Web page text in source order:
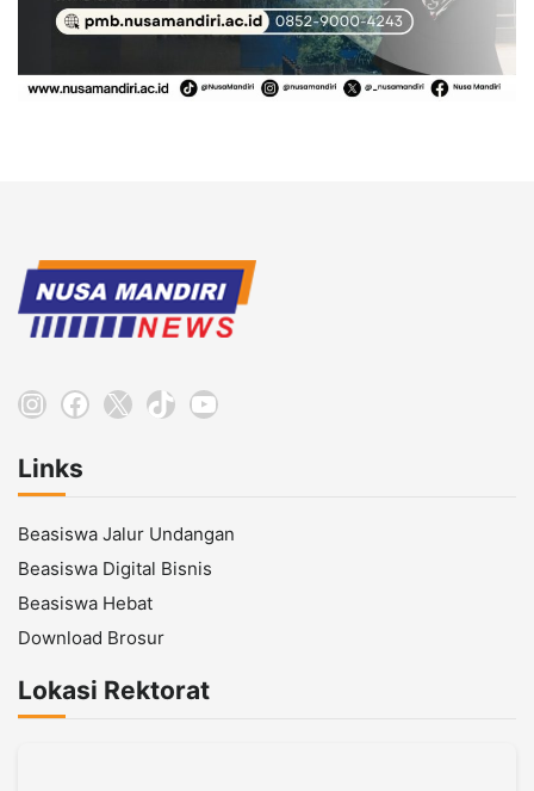
Instagram
Facebook
X TikTokYouTube
Links
Beasiswa Jalur Undangan
Beasiswa Digital Bisnis
Beasiswa Hebat
Download Brosur
Lokasi Rektorat